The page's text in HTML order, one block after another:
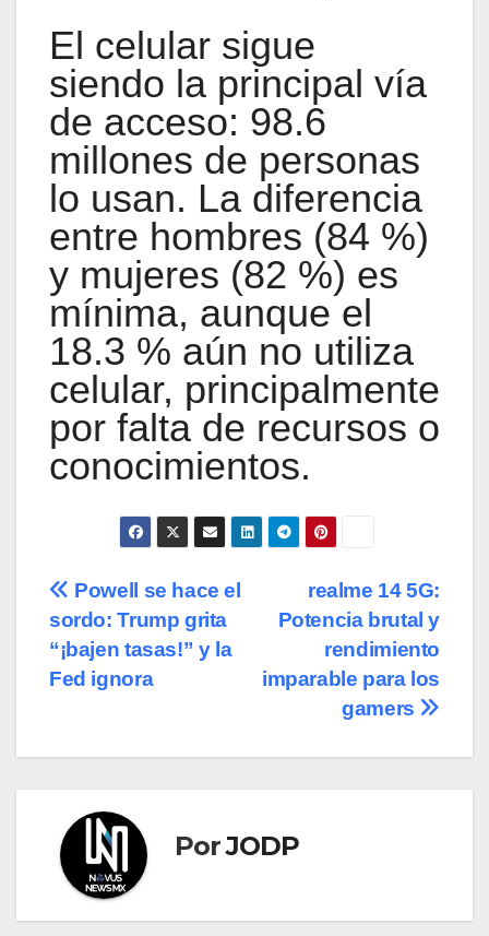
El celular sigue
siendo la principal vía
de acceso: 98.6
millones de personas
lo usan. La diferencia
entre hombres (84 %)
y mujeres (82 %) es
mínima, aunque el
18.3 % aún no utiliza
celular, principalmente
por falta de recursos o
conocimientos.
Navegación
de
entradas
realme 14 5G:
Potencia brutal y
rendimiento
imparable para los
gamers
Powell se hace el
sordo: Trump grita
“¡bajen tasas!” y la
Fed ignora
PorJODP